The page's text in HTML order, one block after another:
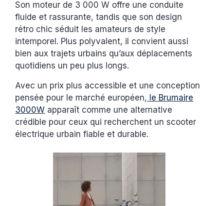
Son moteur de 3 000 W offre une conduite
fluide et rassurante, tandis que son design
rétro chic séduit les amateurs de style
intemporel. Plus polyvalent, il convient aussi
bien aux trajets urbains qu’aux déplacements
quotidiens un peu plus longs.
Avec un prix plus accessible et une conception
pensée pour le marché européen, le Brumaire
3000W apparaît comme une alternative
crédible pour ceux qui recherchent un scooter
électrique urbain fiable et durable.